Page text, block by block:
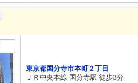
東京都国分寺市本町２丁目
ＪＲ中央本線 国分寺駅 徒歩3分